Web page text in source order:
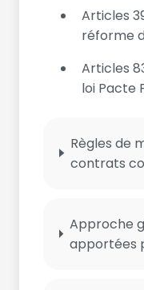
Articles
réforme
Articles
loi Pacte
Règles de
contrats
Approche
apportées